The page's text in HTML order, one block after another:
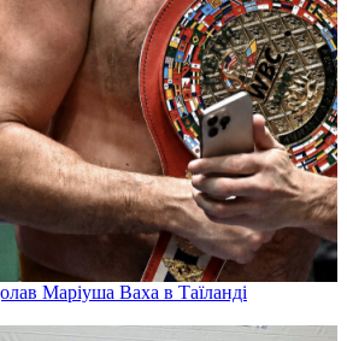
Маріуша Ваха в Таїланді